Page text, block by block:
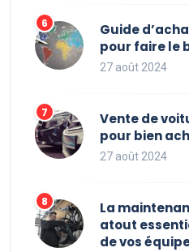
Guide
pour faire le
27 août 2024
Vente de
pour bien
27 août 2024
La
atout
de vos